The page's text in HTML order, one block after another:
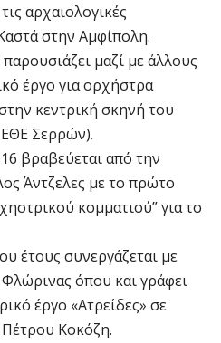
αρχαιολογικές
στην Αμφίπολη.
μαζί με άλλους
έργο για ορχήστρα
κεντρική σκηνή του
Σερρών).
βραβεύεται από την
Άντζελες με το πρώτο
κομματιού” για το
έτους συνεργάζεται με
όπου και γράφει
έργο «Ατρείδες» σε
Πέτρου Κοκόζη.